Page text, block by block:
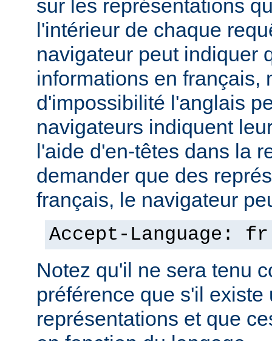
sur les représentations
l'intérieur de chaque
navigateur peut indiquer
informations en français,
d'impossibilité l'anglais
navigateurs indiquent
l'aide d'en-têtes dans la
demander que des
français, le navigateur
Accept-Language: fr
Notez qu'il ne sera tenu
préférence que s'il existe
représentations et que